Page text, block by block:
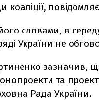
коаліції,
словами, в
України не
зазначив,
та
Рада України.